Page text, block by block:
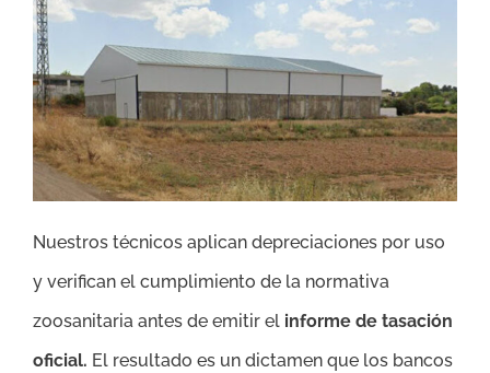
Nuestros técnicos aplican depreciaciones por uso
y verifican el cumplimiento de la normativa
zoosanitaria antes de emitir el informe de tasación
oficial. El resultado es un dictamen que los bancos